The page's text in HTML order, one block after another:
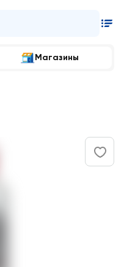
Магазины